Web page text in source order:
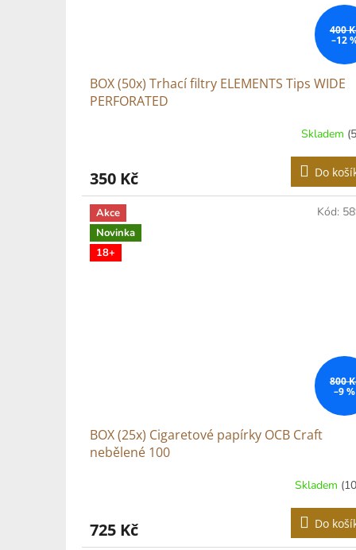
400
–12
BOX (50x) Trhací filtry ELEMENTS Tips WIDE
PERFORATED
Skladem
350 Kč Do
Akce
Novinka
18+
800
–9 %
BOX (25x) Cigaretové papírky OCB Craft
nebělené 100
Skladem
725 Kč Do
Kód: